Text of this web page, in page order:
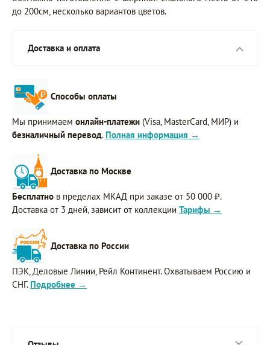
до 200см, несколько вариантов цветов.
Доставка и оплата
Способы оплаты
Мы принимаем онлайн-платежи (Visa, MasterCard, МИР) и
безналичный перевод. Полная информация →
Доставка по Москве
Бесплатно в пределах МКАД при заказе от 50 000 ₽.
Доставка от 3 дней, зависит от коллекции Тарифы →
Доставка по России
ПЭК, Деловые Линии, Рейл Континент. Охватываем Россию и
СНГ. Подробнее →